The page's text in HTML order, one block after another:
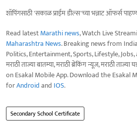
शॉपिंगसाठी 'सकाळ प्राईम डील्स'च्या भन्नाट ऑफर्स
Read latestMarathi news, Watch Live
Maharashtra News. Breaking news from
Politics, Entertainment, Sports, Lifestyle,
मराठी ताज्या बातम्या, मराठी ब्रेकिंग न्यूज, मराठी
on Esakal Mobile App. Download the Esakal
forAndroidand IOS.
Secondary School Certificate